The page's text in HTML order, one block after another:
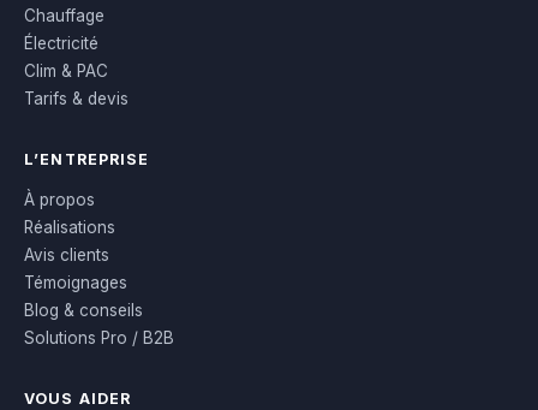
Chauffage
Électricité
Clim & PAC
Tarifs & devis
L’ENTREPRISE
À propos
Réalisations
Avis clients
Témoignages
Blog & conseils
Solutions Pro / B2B
VOUS AIDER